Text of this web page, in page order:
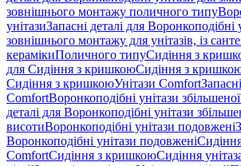
зовнішнього монтажу поличного типу
унітазиЗапасні деталі для Воронкоподібні
зовнішнього монтажу для унітазів, із
керамікиПоличного типуСидіння з
для Сидіння з кришкоюСидіння з
Сидіння з кришкоюУнітази Comfort
ComfortВоронкоподібні унітази
деталі для Воронкоподібні унітази
висотиВоронкоподібні унітази подовжені
Воронкоподібні унітази подовжені
ComfortСидіння з кришкоюСидіння